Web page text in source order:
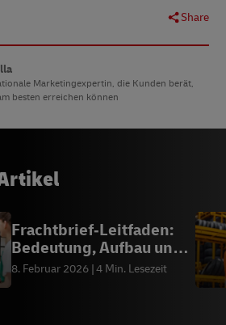
Share
Marketingexpertin, die Kunden berät,
besten erreichen können
Frachtbrief‑Leitfaden:
Bedeutung, Aufbau und
Erstellung
8. Februar 2026 4 Min. Lesezeit